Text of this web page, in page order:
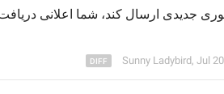
جدیدی ارسال کند، شما اعلانی
Sunny Ladybird, Jul